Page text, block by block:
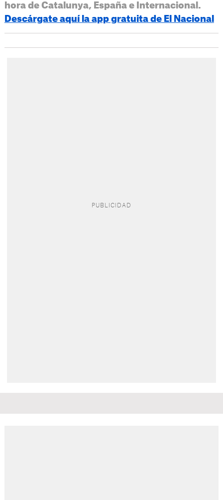
hora de Catalunya, España e Internacional.
Descárgate aquí la app gratuita de El Nacional